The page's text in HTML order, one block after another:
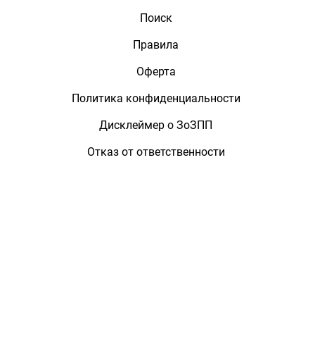
Поиск
Правила
Оферта
Политика конфиденциальности
Дисклеймер о ЗоЗПП
Отказ от ответственности